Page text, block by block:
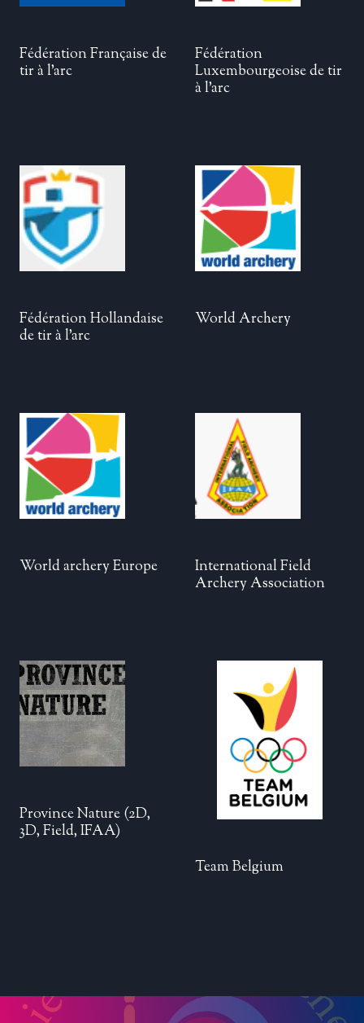
Fédération Française de
tir à l’arc
Fédération
Luxembourgeoise de tir
à l’arc
Fédération Hollandaise
de tir à l’arc
World Archery
World archery Europe
International Field
Archery Association
Province Nature (2D,
3D, Field, IFAA)
Team Belgium